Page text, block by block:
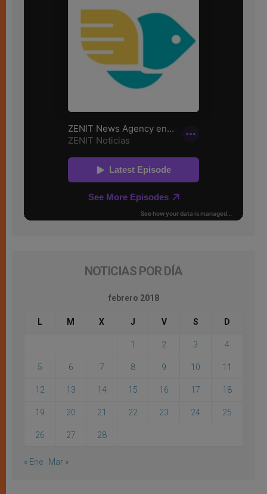
NOTICIAS POR DÍA
febrero 2018
L M X J V S D
1 2 3 4
5 6 7 8 9 10 11
12 13 14 15 16 17 18
19 20 21 22 23 24 25
26 27 28
« Ene Mar »